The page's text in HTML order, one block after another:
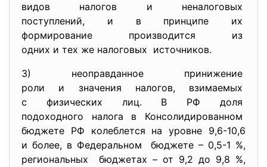
видов налогов и неналоговых
поступлений, и в принципе их
формирование производится из
одних и тех же налоговых источников.
3) неоправданное принижение
роли и значения налогов, взимаемых
с физических лиц. В РФ доля
подоходного налога в Консолидированном
бюджете РФ колеблется науровне 9,6-10,6
и более, в Федеральном бюджете – 0,5-1 %,
региональных бюджетах – от 9,2 до 9,8 %,